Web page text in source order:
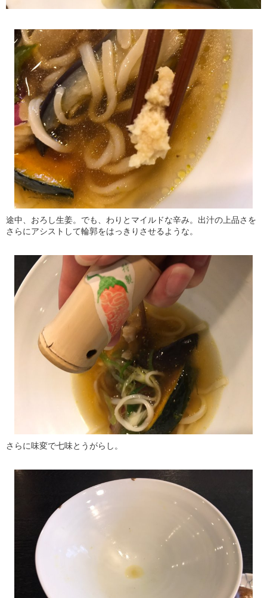
途中、おろし生姜。でも、わりとマイルドな辛み。出汁の上品さを
さらにアシストして輪郭をはっきりさせるような。
さらに味変で七味とうがらし。